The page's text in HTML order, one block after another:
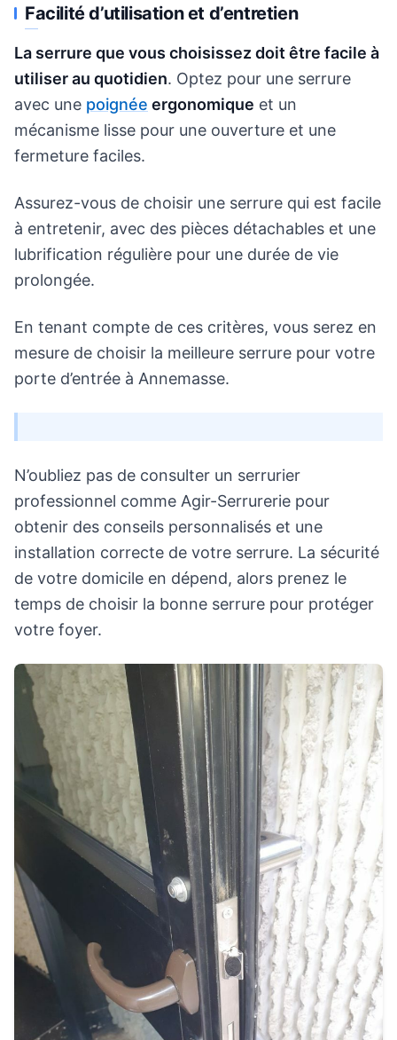
Facilité d’utilisation et d’entretien
La serrure que vous choisissez doit être facile à
utiliser au quotidien. Optez pour une serrure
avec une poignée ergonomique et un
mécanisme lisse pour une ouverture et une
fermeture faciles.
Assurez-vous de choisir une serrure qui est facile
à entretenir, avec des pièces détachables et une
lubrification régulière pour une durée de vie
prolongée.
En tenant compte de ces critères, vous serez en
mesure de choisir la meilleure serrure pour votre
porte d’entrée à Annemasse.
N’oubliez pas de consulter un serrurier
professionnel comme Agir-Serrurerie pour
obtenir des conseils personnalisés et une
installation correcte de votre serrure. La sécurité
de votre domicile en dépend, alors prenez le
temps de choisir la bonne serrure pour protéger
votre foyer.